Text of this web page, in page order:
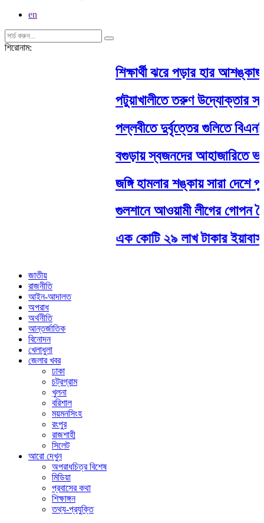
en
শিরোনাম:
শিক্ষার্থী ঝরে পড়ার হার
পটুয়াখালীতে তরুণ উদ্যোক্তার
পল্লবীতে দুর্বৃত্তের গুলিতে
বগুড়ায় স্বজনদের আহাজারিতে
জঙ্গি হামলার শঙ্কায় সারা দেশে
গুলশানে আওয়ামী লীগের গোপন
এক কোটি ২৯ লাখ টাকার
জাতীয়
রাজনীতি
আইন-আদালত
অপরাধ
অর্থনীতি
আন্তর্জাতিক
বিনোদন
খেলাধুলা
জেলার খবর
ঢাকা
চট্রগ্রাম
খুলনা
বরিশাল
ময়মনসিংহ
রংপুর
রাজশাহী
সিলেট
আরো দেখুন
অপরাধচিত্র বিশেষ
মিডিয়া
প্রবাসের কথা
শিক্ষাঙ্গন
তথ্য-প্রযুক্তি